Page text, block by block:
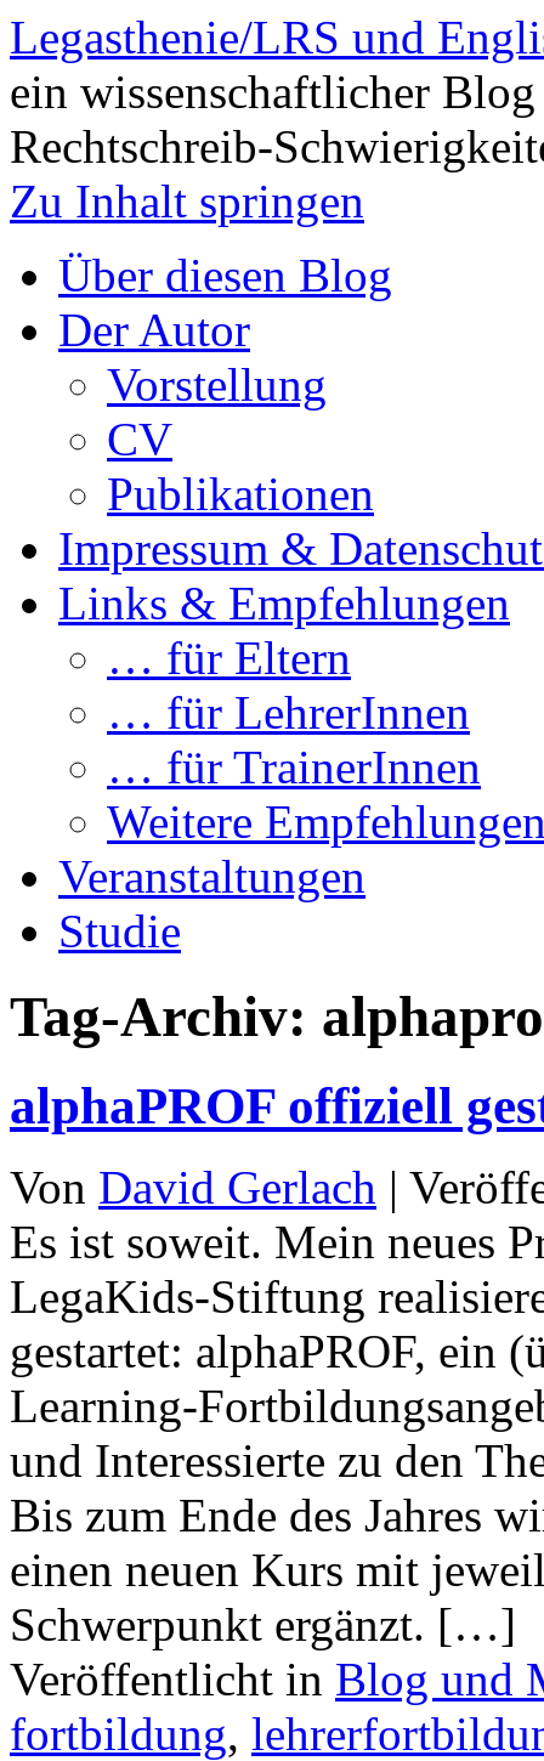
Legasthenie/LRS und
ein wissenschaftlicher
Rechtschreib-
Zu Inhalt springen
Über diesen Blog
Der Autor
Vorstellung
CV
Publikationen
Impressum &
Links & Empfehlungen
… für Eltern
… für LehrerInnen
… für TrainerInnen
Weitere
Veranstaltungen
Studie
Tag-Archiv:
alphaPROF offiziell
Von David Gerlach |
Es ist soweit. Mein neues
LegaKids-Stiftung
gestartet: alphaPROF, ein
Learning-
und Interessierte zu den
Bis zum Ende des Jahres
einen neuen Kurs mit
Schwerpunkt ergänzt. […]
Veröffentlicht in Blog und
fortbildung,